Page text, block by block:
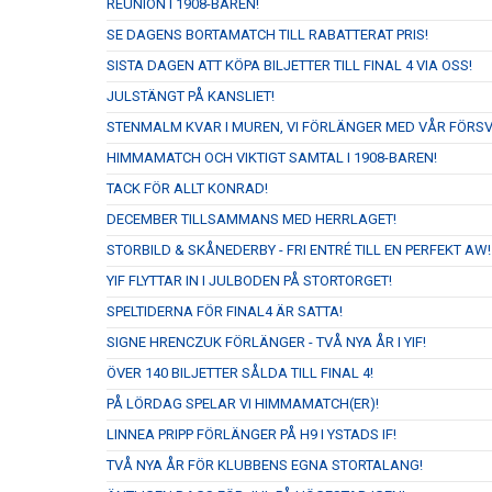
REUNION I 1908-BAREN!
SE DAGENS BORTAMATCH TILL RABATTERAT PRIS!
SISTA DAGEN ATT KÖPA BILJETTER TILL FINAL 4 VIA OSS!
JULSTÄNGT PÅ KANSLIET!
STENMALM KVAR I MUREN, VI FÖRLÄNGER MED VÅR
HIMMAMATCH OCH VIKTIGT SAMTAL I 1908-BAREN!
TACK FÖR ALLT KONRAD!
DECEMBER TILLSAMMANS MED HERRLAGET!
STORBILD & SKÅNEDERBY - FRI ENTRÉ TILL EN PERFEKT AW!
YIF FLYTTAR IN I JULBODEN PÅ STORTORGET!
SPELTIDERNA FÖR FINAL4 ÄR SATTA!
SIGNE HRENCZUK FÖRLÄNGER - TVÅ NYA ÅR I YIF!
ÖVER 140 BILJETTER SÅLDA TILL FINAL 4!
PÅ LÖRDAG SPELAR VI HIMMAMATCH(ER)!
LINNEA PRIPP FÖRLÄNGER PÅ H9 I YSTADS IF!
TVÅ NYA ÅR FÖR KLUBBENS EGNA STORTALANG!